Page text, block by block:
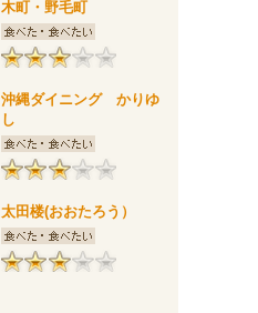
木町・野毛町
沖縄ダイニング かりゆ
し
太田楼(おおたろう）